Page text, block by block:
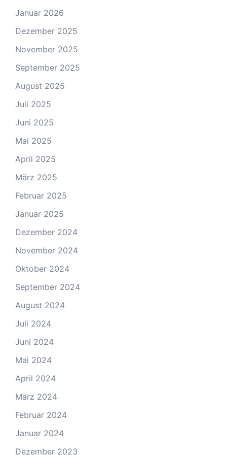
Januar 2026
Dezember 2025
November 2025
September 2025
August 2025
Juli 2025
Juni 2025
Mai 2025
April 2025
März 2025
Februar 2025
Januar 2025
Dezember 2024
November 2024
Oktober 2024
September 2024
August 2024
Juli 2024
Juni 2024
Mai 2024
April 2024
März 2024
Februar 2024
Januar 2024
Dezember 2023